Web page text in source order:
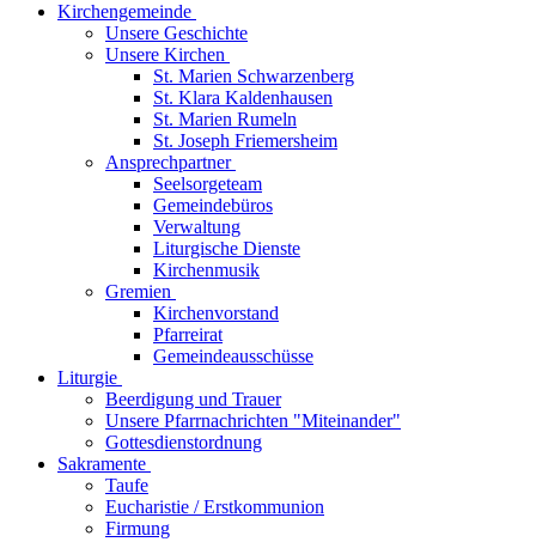
Kirchengemeinde
Unsere Geschichte
Unsere Kirchen
St. Marien Schwarzenberg
St. Klara Kaldenhausen
St. Marien Rumeln
St. Joseph Friemersheim
Ansprechpartner
Seelsorgeteam
Gemeindebüros
Verwaltung
Liturgische Dienste
Kirchenmusik
Gremien
Kirchenvorstand
Pfarreirat
Gemeindeausschüsse
Liturgie
Beerdigung und Trauer
Unsere Pfarrnachrichten "Miteinander"
Gottesdienstordnung
Sakramente
Taufe
Eucharistie / Erstkommunion
Firmung